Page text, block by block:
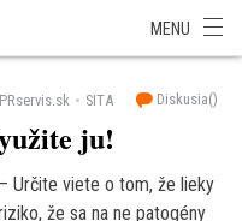
MENU
SITA Diskusia()
ju!
Určite viete o tom, že lieky
že sa na ne patogény